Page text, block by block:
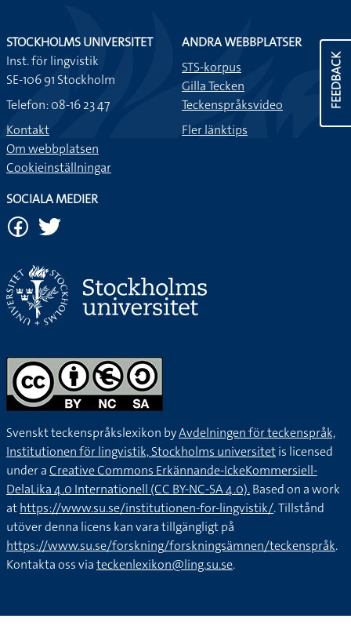
FEEDBACK
STOCKHOLMS UNIVERSITET
Inst. för lingvistik
SE-106 91 Stockholm
Telefon: 08-16 23 47
Kontakt
Om webbplatsen
Cookieinställningar
ANDRA WEBBPLATSER
STS-korpus
Gilla Tecken
Teckenspråksvideo
Fler länktips
SOCIALA MEDIER
Svenskt teckenspråkslexikon byAvdelningen för teckenspråk,
Institutionen för lingvistik, Stockholms universitetis licensed
under aCreative Commons Erkännande-IckeKommersiell-
DelaLika 4.0 Internationell (CC BY-NC-SA 4.0).Based on a work
athttps://www.su.se/institutionen-for-lingvistik/. Tillstånd
utöver denna licens kan vara tillgängligt på
https://www.su.se/forskning/forskningsämnen/teckenspråk.
Kontakta oss viateckenlexikon@ling.su.se.